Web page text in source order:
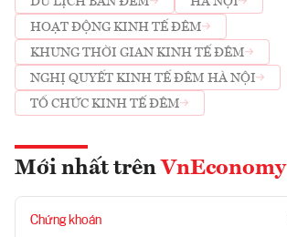
HOẠT ĐỘNG KINH TẾ ĐÊM
KHUNG THỜI GIAN KINH TẾ ĐÊM
NGHỊ QUYẾT KINH TẾ ĐÊM HÀ NỘI
TỔ CHỨC KINH TẾ ĐÊM
Mới nhất trên VnEconomy
Chứng khoán